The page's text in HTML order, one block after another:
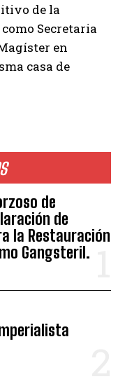
de
de
la Restauración
Gangsteril.
de la
Secretaria
en
casa de